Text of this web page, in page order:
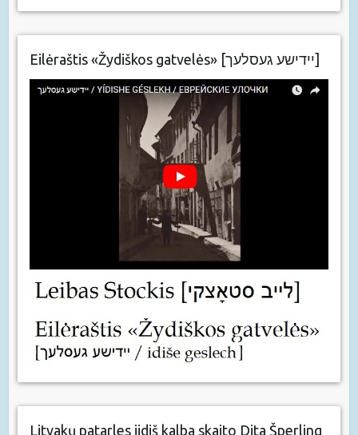
Eilėraštis «Žydiškos gatvelės» [יידישע געסלעך]
Litvakų patarles jidiš kalba skaito Dita Šperling